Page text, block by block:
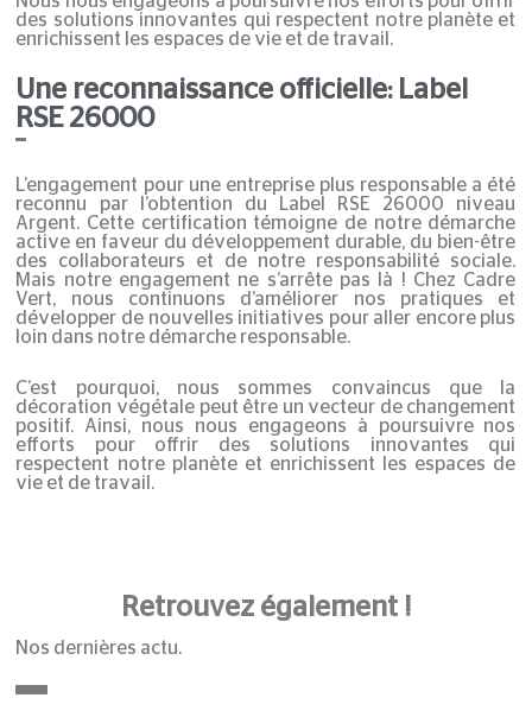
des solutions innovantes qui respectent notre planète et
enrichissent les espaces de vie et de travail.
Une reconnaissance officielle: Label
RSE 26000
L’engagement pour une entreprise plus responsable a été
reconnu par l’obtention du Label RSE 26000 niveau
Argent. Cette certification témoigne de notre démarche
active en faveur du développement durable, du bien-être
des collaborateurs et de notre responsabilité sociale.
Mais notre engagement ne s’arrête pas là ! Chez Cadre
Vert, nous continuons d’améliorer nos pratiques et
développer de nouvelles initiatives pour aller encore plus
loin dans notre démarche responsable.
C’est pourquoi, nous sommes convaincus que la
décoration végétale peut être un vecteur de changement
positif. Ainsi, nous nous engageons à poursuivre nos
efforts pour offrir des solutions innovantes qui
respectent notre planète et enrichissent les espaces de
vie et de travail.
Retrouvez également !
Nos dernières actu.